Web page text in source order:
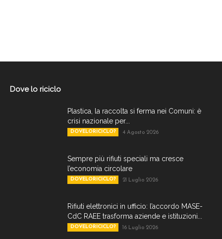
Dove lo riciclo
Plastica, la raccolta si ferma nei Comuni: è
crisi nazionale per...
DOVELORICICLO? 4 Agosto 2026
Sempre più rifiuti speciali ma cresce
l’economia circolare
DOVELORICICLO? 21 Luglio 2026
Rifiuti elettronici in ufficio: l’accordo MASE-
CdC RAEE trasforma aziende e istituzioni...
DOVELORICICLO? 16 Luglio 2026